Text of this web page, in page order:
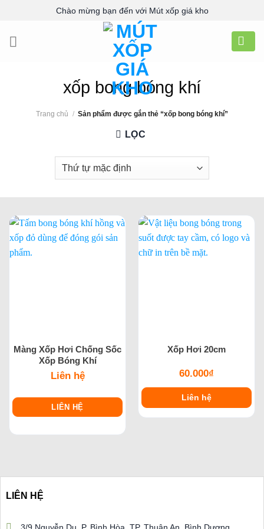
content
Chào mừng bạn đến với Mút xốp giá kho
xốp bong bóng khí
Trang chủ / Sản phẩm được gắn thẻ “xốp bong bóng khí”
LỌC
Màng Xốp Hơi Chống Sốc
Xốp Bóng Khí
Liên hệ
LIÊN HỆ
Xốp Hơi 20cm
60.000₫
Liên hệ
LIÊN HỆ